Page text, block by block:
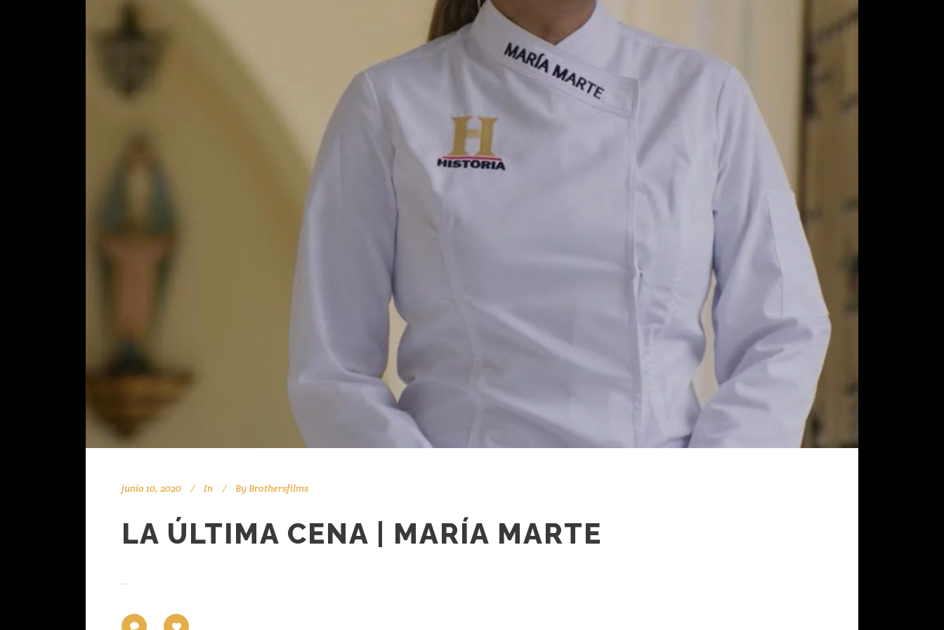
junio 10, 2020 In By Brothersfilms
LA ÚLTIMA CENA | MARÍA MARTE
...